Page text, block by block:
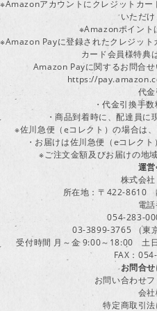
※Amazonアカウントにクレジットカー
いただけ
※Amazonポイント
※Amazon Payに登録されたクレジット
カード会員様特典
Amazon Payに関するお問合せ
https://
代
・代金引換手
・商品到着時に、配達員に
※佐川急便（eコレクト）の場合は、
・お届けは佐川急便（eコレク
※ご注文金額及びお届けの地
運
株式会
所在地：〒422-8610
電
054-283-
03-3899-3765 （東
受付時間 月～金 9:00～18:00 土
FAX：
お問合
お問い合わせ
会
特定商取引